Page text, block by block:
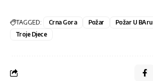
TAGGED: Crna Gora Požar Požar U BAru
Troje Djece